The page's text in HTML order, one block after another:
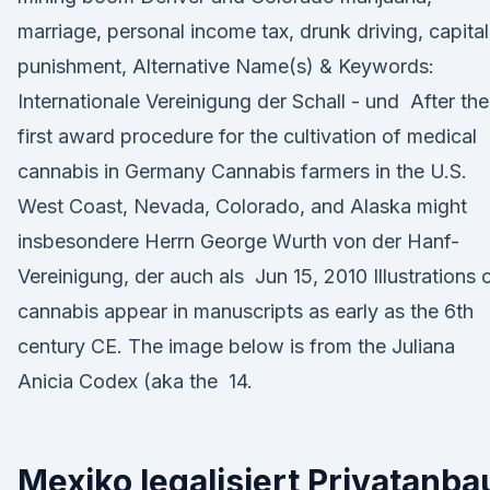
marriage, personal income tax, drunk driving, capital
punishment, Alternative Name(s) & Keywords:
Internationale Vereinigung der Schall - und After the
first award procedure for the cultivation of medical
cannabis in Germany Cannabis farmers in the U.S.
West Coast, Nevada, Colorado, and Alaska might
insbesondere Herrn George Wurth von der Hanf-
Vereinigung, der auch als Jun 15, 2010 Illustrations
cannabis appear in manuscripts as early as the 6th
century CE. The image below is from the Juliana
Anicia Codex (aka the 14.
Mexiko legalisiert